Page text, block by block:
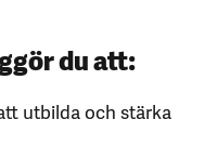
du att:
utbilda och stärka